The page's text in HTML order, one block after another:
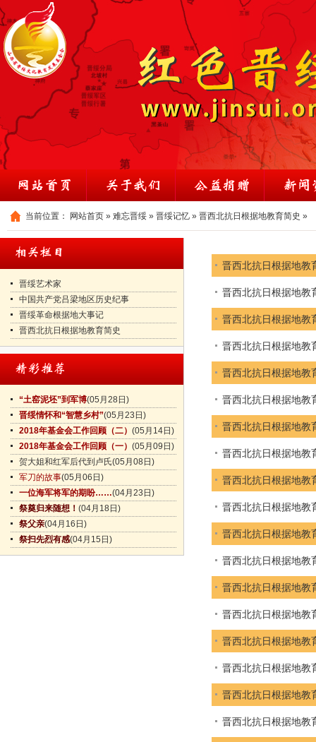
当前位置： 网站首页 » 难忘晋绥 » 晋绥记忆 » 晋西北抗日根据地教育简史 »
晋绥艺术家
中国共产党吕梁地区历史纪事
晋绥革命根据地大事记
晋西北抗日根据地教育简史
“土窑泥坯”到军博(05月28日)
晋绥情怀和“智慧乡村”(05月23日)
2018年基金会工作回顾（二） (05月14日)
2018年基金会工作回顾（一） (05月09日)
贺大姐和红军后代到卢氏(05月08日)
军刀的故事(05月06日)
一位海军将军的期盼……(04月23日)
祭奠归来随想！ (04月18日)
祭父亲(04月16日)
祭扫先烈有感(04月15日)
晋西北抗日根据地教
晋西北抗日根据地教
晋西北抗日根据地教
晋西北抗日根据地教
晋西北抗日根据地教
晋西北抗日根据地教
晋西北抗日根据地教
晋西北抗日根据地教
晋西北抗日根据地教
晋西北抗日根据地教
晋西北抗日根据地教
晋西北抗日根据地教
晋西北抗日根据地教
晋西北抗日根据地教
晋西北抗日根据地教
晋西北抗日根据地教
晋西北抗日根据地教
晋西北抗日根据地教